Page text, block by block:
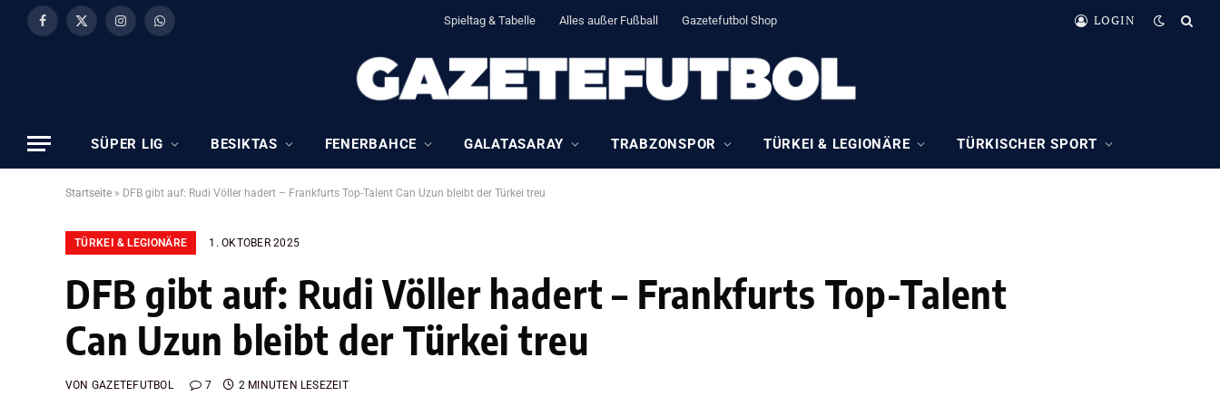
Facebook
X
InstagramWhatsApp Spieltag & Tabelle Alles außer Fußball Gazetefutbol Shop LOGIN
SÜPER LIG BESIKTAS FENERBAHCE GALATASARAY TRABZONSPOR TÜRKEI & LEGIONÄRE TÜRKISCHER SPORT
Startseite » DFB gibt auf: Rudi Völler hadert – Frankfurts Top-Talent Can Uzun bleibt der Türkei treu
TÜRKEI & LEGIONÄRE 1. OKTOBER 2025
DFB gibt auf: Rudi Völler hadert – Frankfurts Top-Talent
Can Uzun bleibt der Türkei treu
VON GAZETEFUTBOL 7 2 MINUTEN LESEZEIT